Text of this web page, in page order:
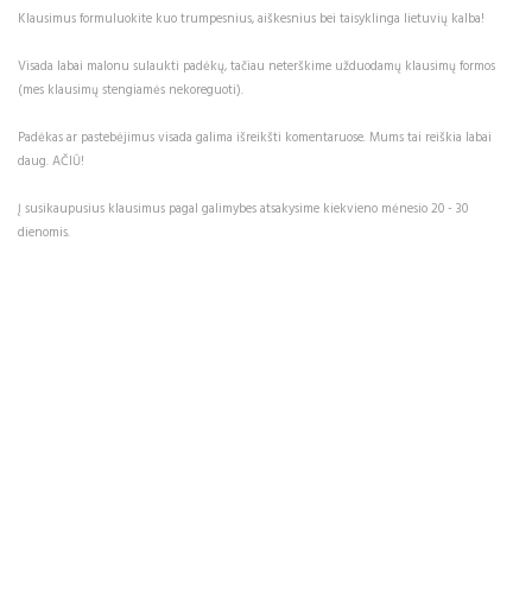
Klausimus formuluokite kuo trumpesnius, aiškesnius bei taisyklinga lietuvių kalba!
Visada labai malonu sulaukti padėkų, tačiau neterškime užduodamų klausimų formos
(mes klausimų stengiamės nekoreguoti).
Padėkas ar pastebėjimus visada galima išreikšti komentaruose. Mums tai reiškia labai
daug. AČIŪ!
Į susikaupusius klausimus pagal galimybes atsakysime kiekvieno mėnesio 20 - 30
dienomis.